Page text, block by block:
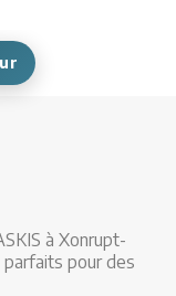
à Xonrupt-
pour des